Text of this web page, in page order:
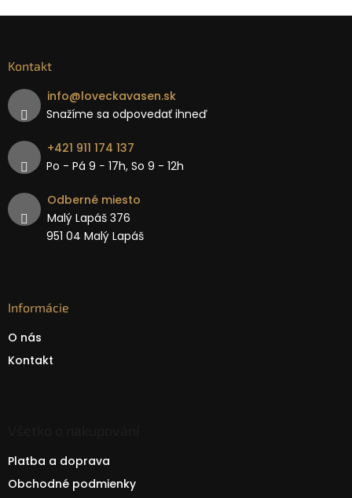
Kontakt
info@loveckavasen.sk
Snažíme sa odpovedať ihneď
+421 911 174 137
Po - Pá 9 − 17h, So 9 - 12h
Odberné miesto
Malý Lapáš 376
951 04 Malý Lapáš
Informácie
O nás
Kontakt
Platba a doprava
Obchodné podmienky